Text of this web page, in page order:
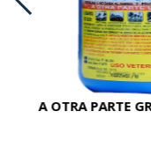
A OTRA PARTE